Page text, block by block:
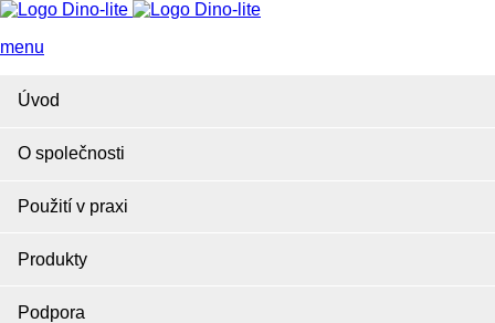
menu
Úvod
O společnosti
Použití v praxi
Produkty
Podpora